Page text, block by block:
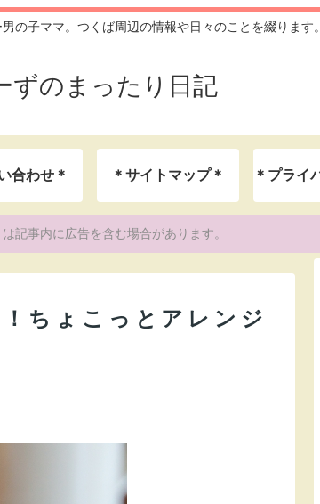
の子ママ。つくば周辺の情報や日々のことを綴ります。
ずのまったり日記
合わせ＊ ＊サイトマップ＊
記事内に広告を含む場合があります。
ちょこっとアレンジ